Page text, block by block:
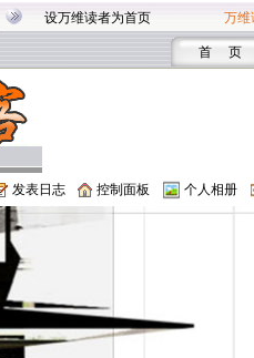
设万维读者为首页 万维
首 页
发表日志 控制面板 个人相册